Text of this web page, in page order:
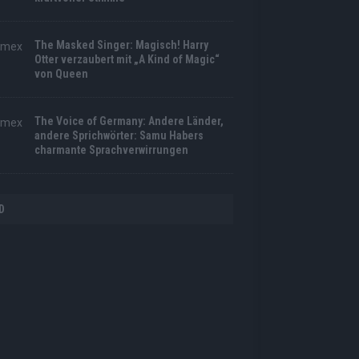
The Masked Singer: Magisch! Harry
Otter verzaubert mit „A Kind of Magic“
von Queen
The Voice of Germany: Andere Länder,
andere Sprichwörter: Samu Habers
charmante Sprachverwirrungen